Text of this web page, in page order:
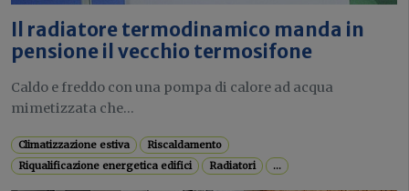
Il radiatore termodinamico manda in
pensione il vecchio termosifone
Caldo e freddo con una pompa di calore ad acqua
mimetizzata che...
Climatizzazione estiva
Riscaldamento
Riqualificazione energetica edifici
Radiatori ...